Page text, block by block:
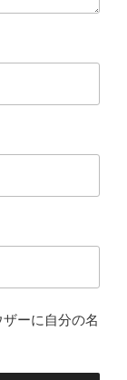
ーに自分の名